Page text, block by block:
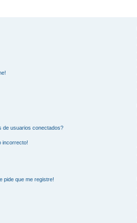
de usuarios conectados?
incorrecto!
pide que me registre!